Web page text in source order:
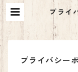
プライ
プライバシー